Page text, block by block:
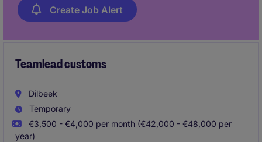
Create Job Alert
Teamlead customs
Dilbeek
Temporary
€3,500 - €4,000 per month (€42,000 - €48,000 per
year)